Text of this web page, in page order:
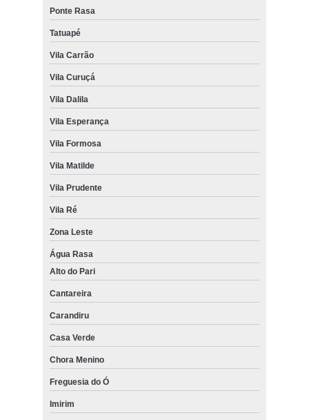
Ponte Rasa
Tatuapé
Vila Carrão
Vila Curuçá
Vila Dalila
Vila Esperança
Vila Formosa
Vila Matilde
Vila Prudente
Vila Ré
Zona Leste
Água Rasa
Alto do Pari
Cantareira
Carandiru
Casa Verde
Chora Menino
Freguesia do Ó
Imirim